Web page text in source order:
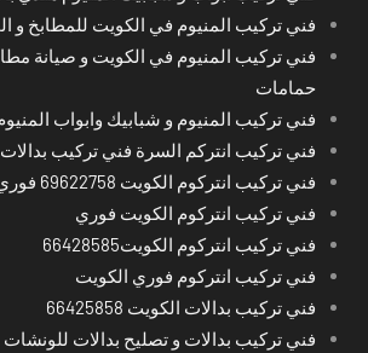
فني تركيب المنيوم في الكويت للمطابخ و
فني تركيب المنيوم في الكويت و صيانة
حمامات
فني تركيب المنيوم و شبابيك وابواب
فني تركيب انتركم السرة فني تركيب
فني تركيب انتركوم الكويت 69622758 فوري
فني تركيب انتركوم الكويت فوري
فني تركيب انتركوم الكويت66428585
فني تركيب انتركوم فوري الكويت
فني تركيب بدالات الكويت 66425858
فني تركيب بدالات و تصليح بدالات